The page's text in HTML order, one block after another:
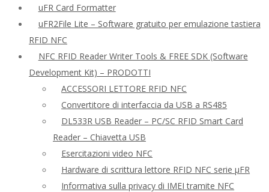
uFR Card Formatter
uFR2File Lite – Software gratuito per emulazione tastiera
RFID NFC
NFC RFID Reader Writer Tools & FREE SDK (Software
Development Kit) – PRODOTTI
ACCESSORI LETTORE RFID NFC
Convertitore di interfaccia da USB a RS485
DL533R USB Reader – PC/SC RFID Smart Card
Reader – Chiavetta USB
Esercitazioni video NFC
Hardware di scrittura lettore RFID NFC serie μFR
Informativa sulla privacy di IMEI tramite NFC